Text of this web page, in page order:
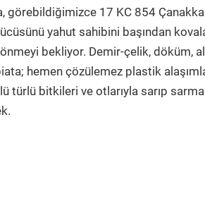
17 KC 854
yahut sahibini başından
bekliyor. Demir-çelik, döküm,
hemen çözülemez plastik
türlü bitkileri ve otlarıyla sarıp